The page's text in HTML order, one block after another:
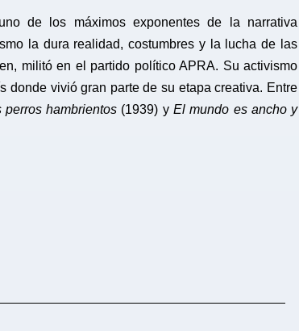
de los máximos exponentes de la narrativa
la dura realidad, costumbres y la lucha de las
militó en el partido político APRA. Su activismo
vivió gran parte de su etapa creativa. Entre
perros hambrientos (1939) y El mundo es ancho y